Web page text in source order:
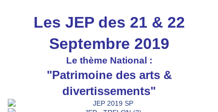
Les JEP des 21 & 22
Septembre 2019
Le thème National :
"Patrimoine des arts &
divertissements"